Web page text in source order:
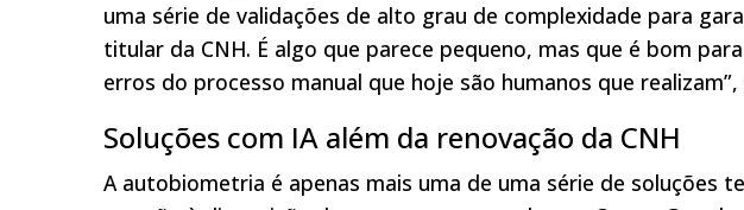
uma série de validações de alto grau de complexidade para
titular da CNH. É algo que parece pequeno, mas que é bom
erros do processo manual que hoje são humanos que
Soluções com IA além da renovação da CNH
A autobiometria é apenas mais uma de uma série de soluções